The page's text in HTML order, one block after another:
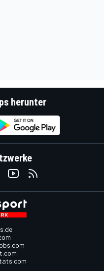
herunter